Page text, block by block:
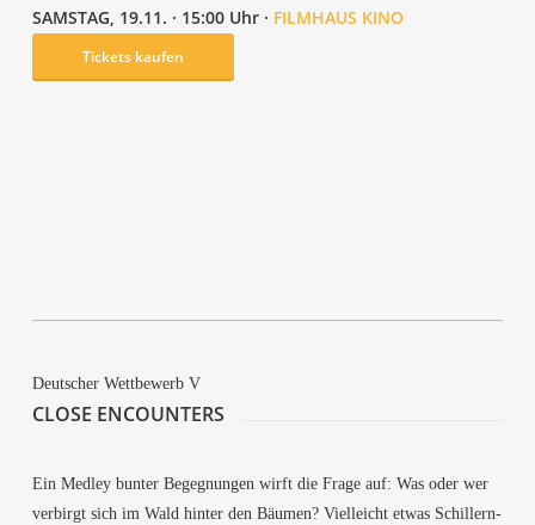
SAMS­TAG, 19.11. · 15:00 Uhr · FILM­HAUS KINO
Tickets kau­fen
Deut­scher Wett­be­werb V
CLO­SE ENCOUNTERS
Ein Med­ley bun­ter Begeg­nun­gen wirft die Fra­ge auf: Was oder wer
ver­birgt sich im Wald hin­ter den Bäu­men? Viel­leicht etwas Schil­lern­